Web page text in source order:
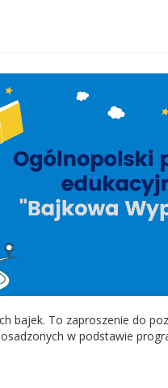
bajek. To zaproszenie do
w podstawie